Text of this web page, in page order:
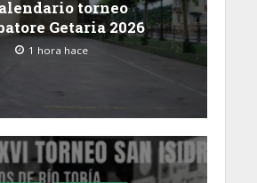
torneo
Getaria 2026
1 hora hace